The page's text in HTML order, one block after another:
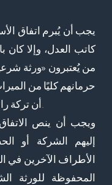
يجب أن يُبرم اتفاق
كاتب العدل، وإلا
من يُعتبرون «ورثة
حرمانهم كليًا من
أن تركة
ويجب أن ينص
إليهم الشركة أو
الأطراف الآخرين في
المحفوظة للورثة